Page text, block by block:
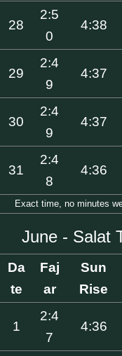
28
2:5
0
4:38
29
2:4
9
4:37
30
2:4
9
4:37
31
2:4
8
4:36
Exact time, no minutes
June - Salat
Da
te
Faj
ar
Sun
Rise
1
2:4
7
4:36